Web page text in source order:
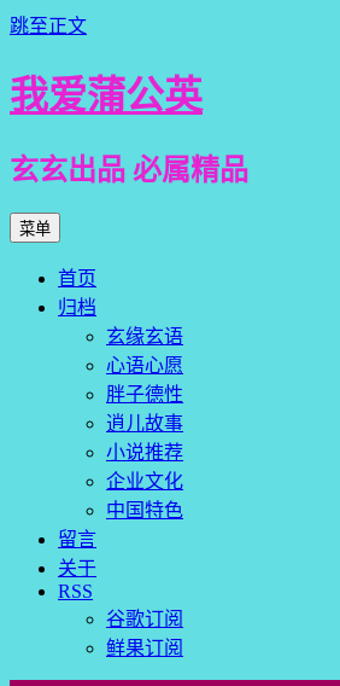
跳至正文
我爱蒲公英
玄玄出品 必属精品
菜单
首页
归档
玄缘玄语
心语心愿
胖子德性
逍儿故事
小说推荐
企业文化
中国特色
留言
关于
RSS
谷歌订阅
鲜果订阅